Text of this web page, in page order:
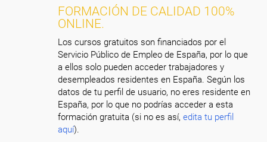
FORMACIÓN DE CALIDAD 100%
ONLINE.
Los cursos gratuitos son financiados por el
Servicio Público de Empleo de España, por lo que
a ellos solo pueden acceder trabajadores y
desempleados residentes en España. Según los
datos de tu perfil de usuario, no eres residente en
España, por lo que no podrías acceder a esta
formación gratuita (si no es así,edita tu perfil
aquí).